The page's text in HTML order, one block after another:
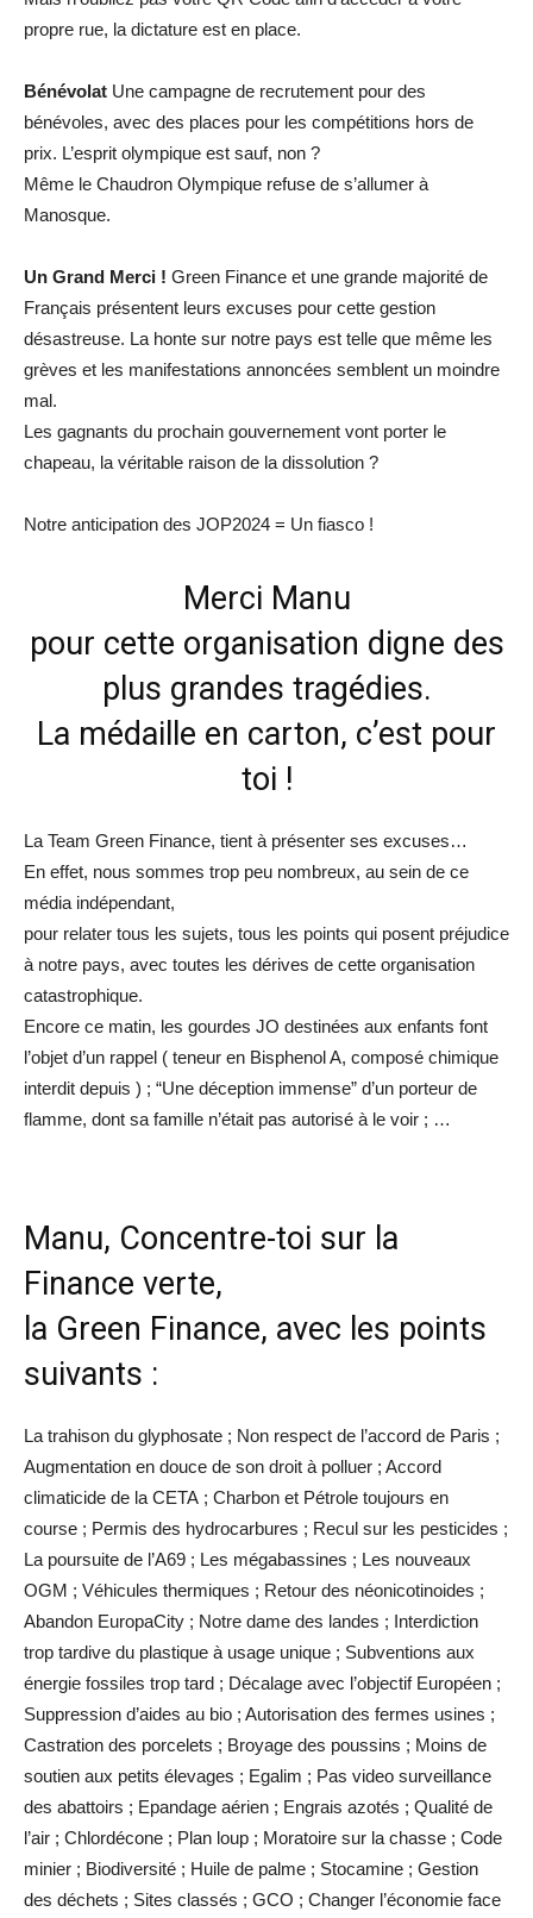
propre rue, la dictature est en place.
Bénévolat Une campagne de recrutement pour des
bénévoles, avec des places pour les compétitions hors de
prix. L’esprit olympique est sauf, non ?
Même le Chaudron Olympique refuse de s’allumer à
Manosque.
Un Grand Merci ! Green Finance et une grande majorité de
Français présentent leurs excuses pour cette gestion
désastreuse. La honte sur notre pays est telle que même les
grèves et les manifestations annoncées semblent un moindre
mal.
Les gagnants du prochain gouvernement vont porter le
chapeau, la véritable raison de la dissolution ?
Notre anticipation des JOP2024 = Un fiasco !
Merci Manu
pour cette organisation digne des
plus grandes tragédies.
La médaille en carton, c’est pour
toi !
La Team Green Finance, tient à présenter ses excuses…
En effet, nous sommes trop peu nombreux, au sein de ce
média indépendant,
pour relater tous les sujets, tous les points qui posent préjudice
à notre pays, avec toutes les dérives de cette organisation
catastrophique.
Encore ce matin, les gourdes JO destinées aux enfants font
l’objet d’un rappel ( teneur en Bisphenol A, composé chimique
interdit depuis ) ; “Une déception immense” d’un porteur de
flamme, dont sa famille n’était pas autorisé à le voir ; …
Manu, Concentre-toi sur la
Finance verte,
la Green Finance, avec les points
suivants :
La trahison du glyphosate ; Non respect de l’accord de Paris ;
Augmentation en douce de son droit à polluer ; Accord
climaticide de la CETA ; Charbon et Pétrole toujours en
course ; Permis des hydrocarbures ; Recul sur les pesticides ;
La poursuite de l’A69 ; Les mégabassines ; Les nouveaux
OGM ; Véhicules thermiques ; Retour des néonicotinoides ;
Abandon EuropaCity ; Notre dame des landes ; Interdiction
trop tardive du plastique à usage unique ; Subventions aux
énergie fossiles trop tard ; Décalage avec l’objectif Européen ;
Suppression d’aides au bio ; Autorisation des fermes usines ;
Castration des porcelets ; Broyage des poussins ; Moins de
soutien aux petits élevages ; Egalim ; Pas video surveillance
des abattoirs ; Epandage aérien ; Engrais azotés ; Qualité de
l’air ; Chlordécone ; Plan loup ; Moratoire sur la chasse ; Code
minier ; Biodiversité ; Huile de palme ; Stocamine ; Gestion
des déchets ; Sites classés ; GCO ; Changer l’économie face